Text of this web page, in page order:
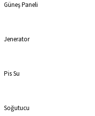
Güneş Paneli
Jenerator
Pis Su
Soğutucu